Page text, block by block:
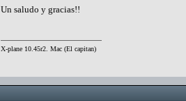
Un saludo y gracias!!
X-plane 10.45r2. Mac (El capitan)